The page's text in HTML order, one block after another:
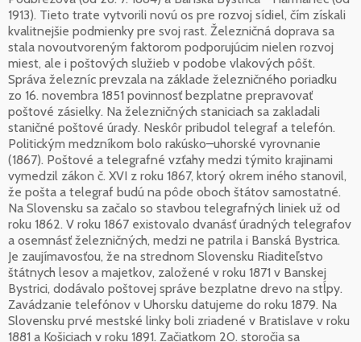
1913). Tieto trate vytvorili novú os pre rozvoj sídiel, čím získali
kvalitnejšie podmienky pre svoj rast. Železničná doprava sa
stala novoutvoreným faktorom podporujúcim nielen rozvoj
miest, ale i poštových služieb v podobe vlakových pôšt.
Správa železníc prevzala na základe železničného poriadku
zo 16. novembra 1851 povinnosť bezplatne prepravovať
poštové zásielky. Na železničných staniciach sa zakladali
staničné poštové úrady. Neskôr pribudol telegraf a telefón.
Politickým medzníkom bolo rakúsko–uhorské vyrovnanie
(1867). Poštové a telegrafné vzťahy medzi týmito krajinami
vymedzil zákon č. XVI z roku 1867, ktorý okrem iného stanovil,
že pošta a telegraf budú na pôde oboch štátov samostatné.
Na Slovensku sa začalo so stavbou telegrafných liniek už od
roku 1862. V roku 1867 existovalo dvanásť úradných telegrafov
a osemnásť železničných, medzi ne patrila i Banská Bystrica.
Je zaujímavosťou, že na strednom Slovensku Riaditeľstvo
štátnych lesov a majetkov, založené v roku 1871 v Banskej
Bystrici, dodávalo poštovej správe bezplatne drevo na stĺpy.
Zavádzanie telefónov v Uhorsku datujeme do roku 1879. Na
Slovensku prvé mestské linky boli zriadené v Bratislave v roku
1881 a Košiciach v roku 1891. Začiatkom 20. storočia sa